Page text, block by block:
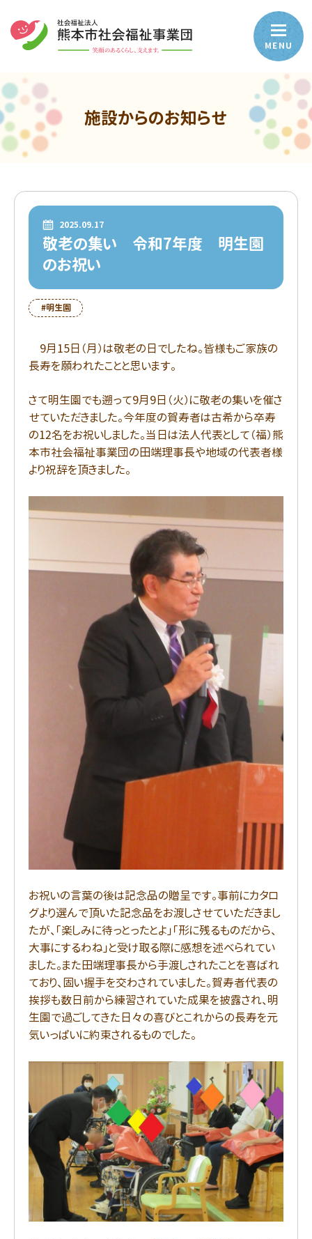
MENU
施設からのお知らせ
2025.09.17
敬老の集い 令和7年度 明生園
のお祝い
#明生園
9月15日（月）は敬老の日でしたね。皆様もご家族の
長寿を願われたことと思います。
さて明生園でも遡って9月9日（火）に敬老の集いを催さ
せていただきました。今年度の賀寿者は古希から卒寿
の12名をお祝いしました。当日は法人代表として（福）熊
本市社会福祉事業団の田端理事長や地域の代表者様
より祝辞を頂きました。
お祝いの言葉の後は記念品の贈呈です。事前にカタロ
グより選んで頂いた記念品をお渡しさせていただきまし
たが、「楽しみに待っとったとよ」「形に残るものだから、
大事にするわね」と受け取る際に感想を述べられてい
ました。また田端理事長から手渡しされたことを喜ばれ
ており、固い握手を交わされていました。賀寿者代表の
挨拶も数日前から練習されていた成果を披露され、明
生園で過ごしてきた日々の喜びとこれからの長寿を元
気いっぱいに約束されるものでした。